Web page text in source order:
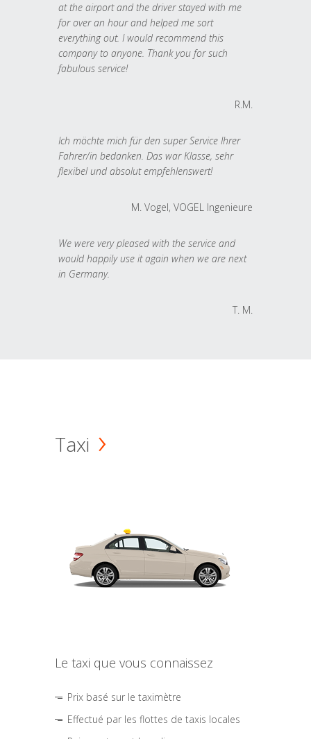
at the airport and the driver stayed with me
for over an hour and helped me sort
everything out. I would recommend this
company to anyone. Thank you for such
fabulous service!
R.M.
Ich möchte mich für den super Service Ihrer
Fahrer/in bedanken. Das war Klasse, sehr
flexibel und absolut empfehlenswert!
M. Vogel, VOGEL Ingenieure
We were very pleased with the service and
would happily use it again when we are next
in Germany.
T. M.
Taxi
Le taxi que vous connaissez
Prix basé sur le taximètre
Effectué par les flottes de taxis locales